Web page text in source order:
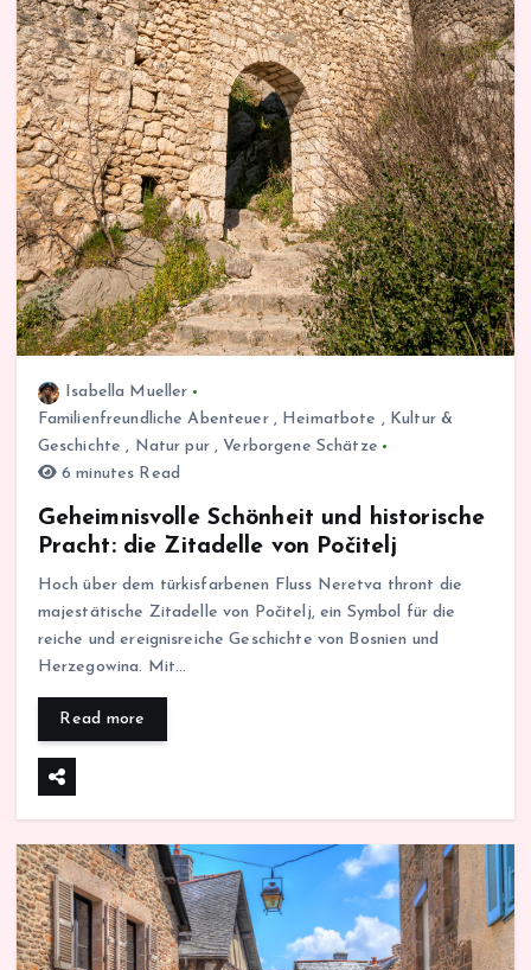
Isabella Mueller
Familienfreundliche Abenteuer, Heimatbote , Kultur &
Geschichte , Natur pur, Verborgene Schätze
6 minutes Read
Geheimnisvolle Schönheit und historische
Pracht: die Zitadelle von Počitelj
Hoch über dem türkisfarbenen Fluss Neretva thront die
majestätische Zitadelle von Počitelj, ein Symbol für die
reiche und ereignisreiche Geschichte von Bosnien und
Herzegowina. Mit…
Read more